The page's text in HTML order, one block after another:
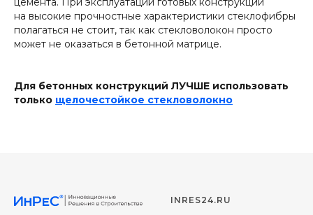
на высокие прочностные характеристики стеклофибры
полагаться не стоит, так как стекловолокон просто
может не оказаться в бетонной матрице.
Для бетонных конструкций ЛУЧШЕ использовать
только щелочестойкое стекловолокно
INRES24.RU